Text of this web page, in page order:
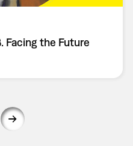
Facing the Future